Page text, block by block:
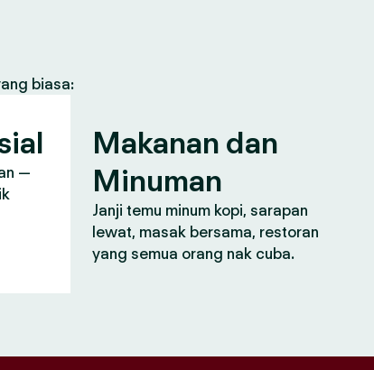
biasa:
—
Makanan dan
Minuman
Janji temu minum kopi, sarapan
lewat, masak bersama, restoran
yang semua orang nak cuba.